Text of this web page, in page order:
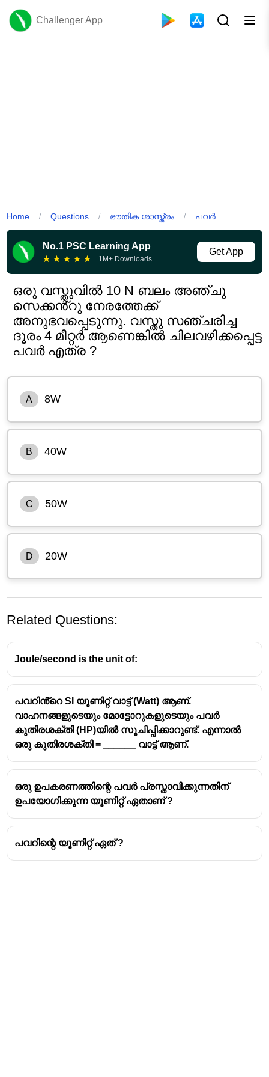
Challenger App
Home / Questions / ഭൗതിക ശാസ്ത്രം / പവർ
No.1 PSC Learning App
★ ★ ★ ★ ★ 1M+ Downloads
Get App
ഒരു വസ്തുവിൽ 10 N ബലം അഞ്ചു
സെക്കൻ്റു നേരത്തേക്ക്
അനുഭവപ്പെടുന്നു. വസ്തു സഞ്ചരിച്ച
ദൂരം 4 മീറ്റർ ആണെങ്കിൽ ചിലവഴിക്കപ്പെട്ട
പവർ എത്ര ?
A 8W
B 40W
C 50W
D 20W
പവർ (P)=W/t
പ്രവൃത്തിയുടെ സൂത്രവാക്യം:W=f.d
W=10 N×4 m=40 J
P=40/5=8w
Related Questions:
Joule/second is the unit of:
പവറിൻ്റെ SI യൂണിറ്റ് വാട്ട് (Watt) ആണ്.
വാഹനങ്ങളുടെയും മോട്ടോറുകളുടെയും പവർ
കുതിരശക്തി (HP)യിൽ സൂചിപ്പിക്കാറുണ്ട്. എന്നാൽ
ഒരു കുതിരശക്തി = ______ വാട്ട് ആണ്.
ഒരു ഉപകരണത്തിന്റെ പവർ പ്രസ്താവിക്കുന്നതിന്
ഉപയോഗിക്കുന്ന യൂണിറ്റ് ഏതാണ് ?
പവറിന്റെ യൂണിറ്റ് ഏത് ?